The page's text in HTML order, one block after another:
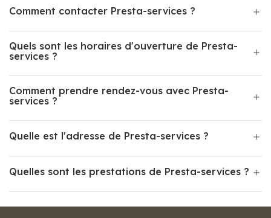
Comment contacter Presta-services ?
Quels sont les horaires d'ouverture de Presta-
services ?
Comment prendre rendez-vous avec Presta-
services ?
Quelle est l'adresse de Presta-services ?
Quelles sont les prestations de Presta-services ?